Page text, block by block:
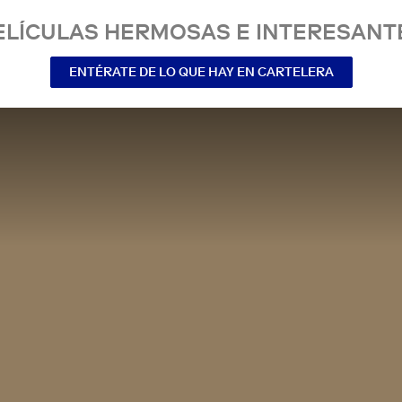
HERMOSAS E
ENTÉRATE DE LO QUE HAY EN CARTELERA